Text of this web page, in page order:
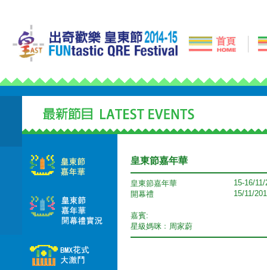
皇東節嘉年華
皇東節嘉年華
15-16/
開幕禮
嘉賓:
星級媽咪﹕周家蔚
15/11/